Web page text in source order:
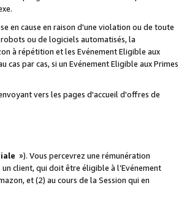
en cause en raison d'une violation ou de toute
ou de logiciels automatisés, la
à répétition et les Evénement Eligible aux
cas par cas, si un Evénement Eligible aux Primes
vers les pages d'accueil d'offres de
»). Vous percevrez une rémunération
client, qui doit être éligible à l’Evénement
et (2) au cours de la Session qui en